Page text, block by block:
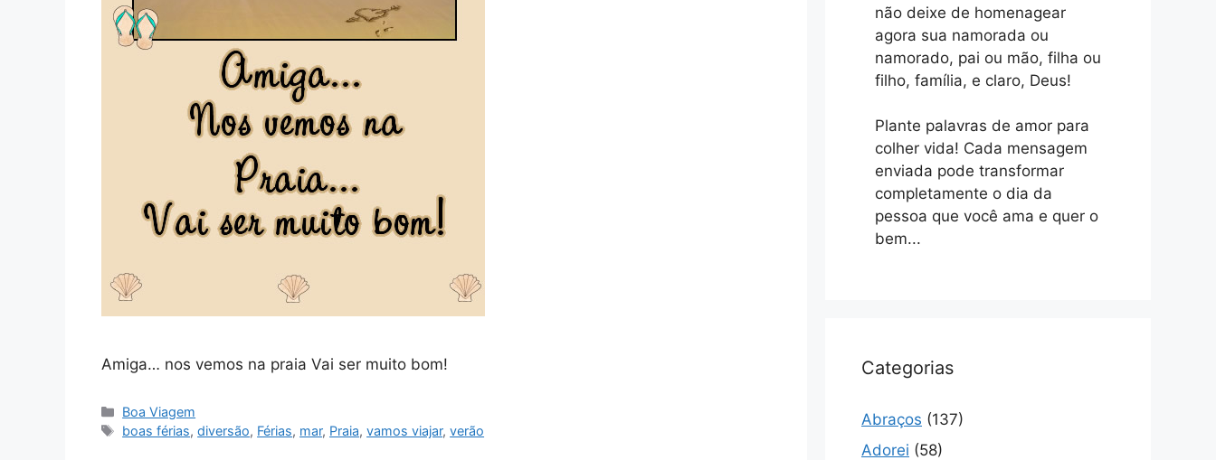
Amiga… nos vemos na praia Vai ser muito bom!
Categorias
Boa Viagem
Tags
boas férias,diversão, Férias, mar, Praia,vamos viajar,verão
não deixe de homenagear
agora sua namorada ou
namorado, pai ou mão, filha ou
filho, família, e claro, Deus!
Plante palavras de amor para
colher vida! Cada mensagem
enviada pode transformar
completamente o dia da
pessoa que você ama e quer o
bem...
Categorias
Abraços (137)
Adorei (58)